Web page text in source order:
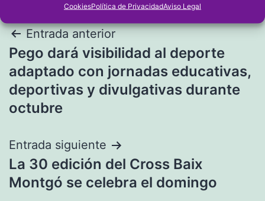
CookiesPolítica de PrivacidadAviso Legal
Navegación
de
entradas
Entrada anterior
Pego dará visibilidad al deporte
adaptado con jornadas educativas,
deportivas y divulgativas durante
octubre
Entrada siguiente
La 30 edición del Cross Baix
Montgó se celebra el domingo